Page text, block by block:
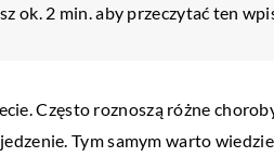
ok. 2 min. aby przeczytać ten
Często roznoszą różne
Tym samym warto